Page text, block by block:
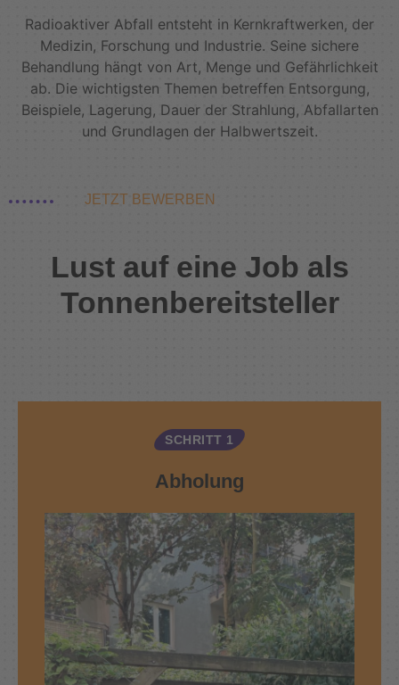
Radioaktiver Abfall entsteht in Kernkraftwerken, der
Medizin, Forschung und Industrie. Seine sichere
Behandlung hängt von Art, Menge und Gefährlichkeit
ab. Die wichtigsten Themen betreffen Entsorgung,
Beispiele, Lagerung, Dauer der Strahlung, Abfallarten
und Grundlagen der Halbwertszeit.
JETZT BEWERBEN
Lust auf eine Job als
Tonnenbereitsteller
SCHRITT 1
Abholung